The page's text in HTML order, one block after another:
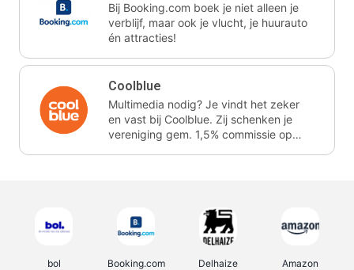
Bij Booking.com boek je niet alleen je
verblijf, maar ook je vlucht, je huurauto
én attracties!
Coolblue
Multimedia nodig? Je vindt het zeker
en vast bij Coolblue. Zij schenken je
vereniging gem. 1,5% commissie op
bol Booking.com Delhaize Amazon